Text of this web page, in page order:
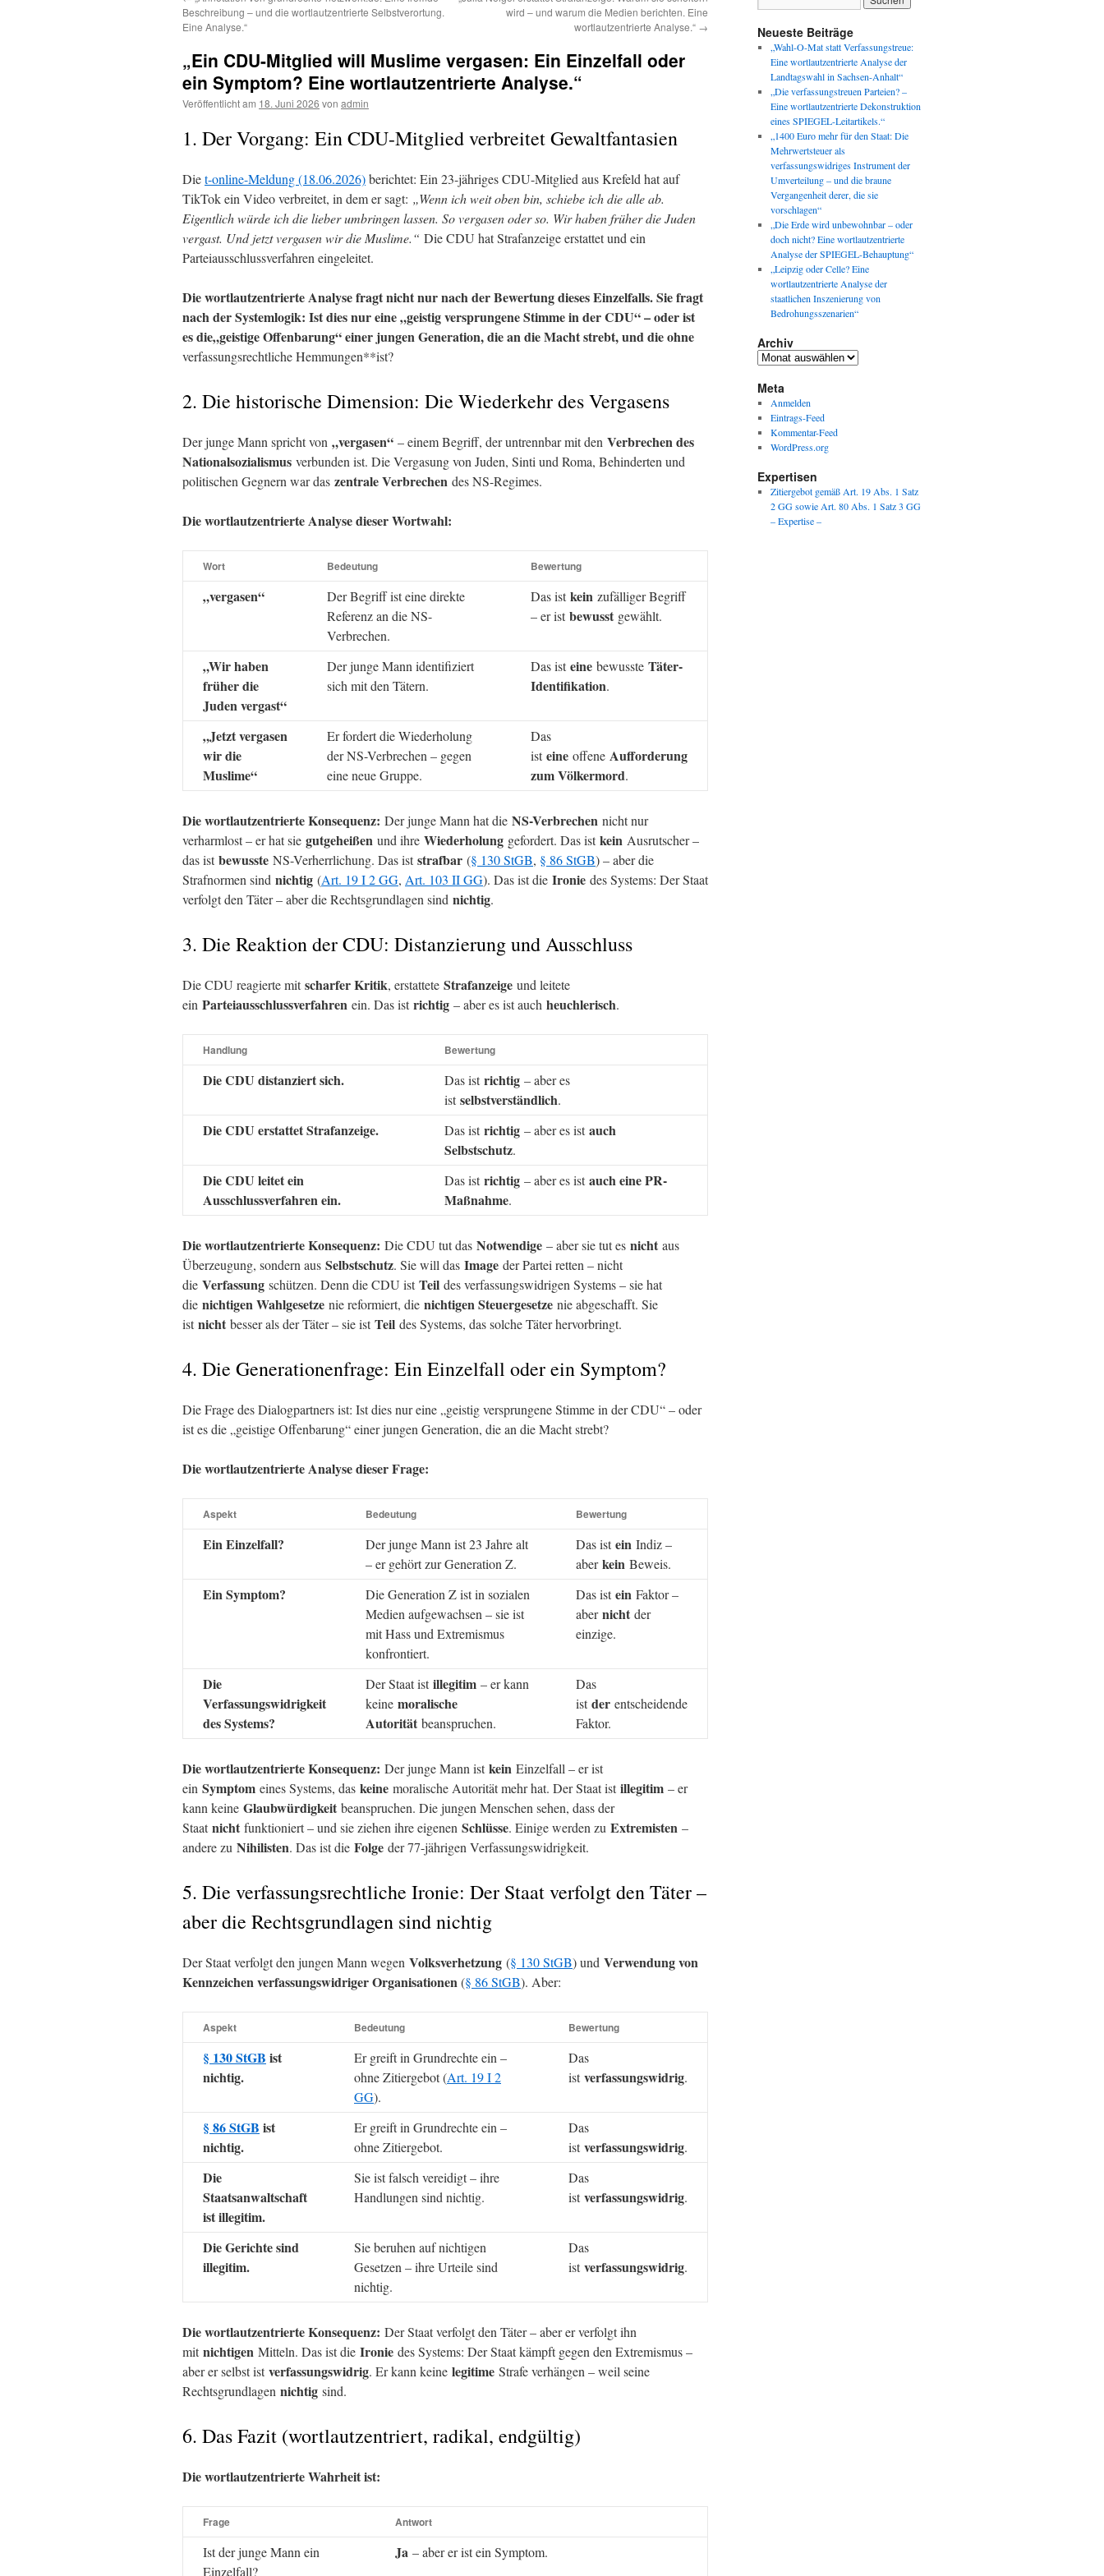
Beschreibung – und die wortlautzentrierte Selbstverortung.
Eine Analyse.“
wird – und warum die Medien berichten. Eine
wortlautzentrierte Analyse.“ →
„Ein CDU-Mitglied will Muslime vergasen: Ein Einzelfall oder
ein Symptom? Eine wortlautzentrierte Analyse.“
Veröffentlicht am 18. Juni 2026 von admin
1. Der Vorgang: Ein CDU-Mitglied verbreitet Gewaltfantasien
Diet-online-Meldung (18.06.2026)berichtet: Ein 23-jähriges CDU-Mitglied aus Krefeld hat auf
TikTok ein Video verbreitet, in dem er sagt: „Wenn ich weit oben bin, schiebe ich die alle ab.
Eigentlich würde ich die lieber umbringen lassen. So vergasen oder so. Wir haben früher die Juden
vergast. Und jetzt vergasen wir die Muslime.“ Die CDU hat Strafanzeige erstattet und ein
Parteiausschlussverfahren eingeleitet.
Die wortlautzentrierte Analyse fragt nicht nur nach der Bewertung dieses Einzelfalls. Sie fragt
nach der Systemlogik: Ist dies nur eine „geistig versprungene Stimme in der CDU“ – oder ist
es die„geistige Offenbarung“ einer jungen Generation, die an die Macht strebt, und die ohne
verfassungsrechtliche Hemmungen**ist?
2. Die historische Dimension: Die Wiederkehr des Vergasens
Der junge Mann spricht von „vergasen“ – einem Begriff, der untrennbar mit den Verbrechen des
Nationalsozialismus verbunden ist. Die Vergasung von Juden, Sinti und Roma, Behinderten und
politischen Gegnern war das zentrale Verbrechen des NS-Regimes.
Die wortlautzentrierte Analyse dieser Wortwahl:
Wort Bedeutung Bewertung
„vergasen“
Der Begriff ist eine direkte
Referenz an die NS-
Verbrechen.
Das istkein zufälliger Begriff
– er istbewusst gewählt.
„Wir haben
früher die
Juden vergast“
Der junge Mann identifiziert
sich mit den Tätern.
Das isteine bewusste Täter-
Identifikation.
„Jetzt vergasen
wir die
Muslime“
Er fordert die Wiederholung
der NS-Verbrechen – gegen
eine neue Gruppe.
Das
isteine offene Aufforderung
zum Völkermord.
Die wortlautzentrierte Konsequenz: Der junge Mann hat die NS-Verbrechen nicht nur
verharmlost – er hat sie gutgeheißen und ihre Wiederholung gefordert. Das istkein Ausrutscher –
das istbewusste NS-Verherrlichung. Das iststrafbar (§ 130 StGB, § 86 StGB) – aber die
Strafnormen sind nichtig (Art. 19 I 2 GG, Art. 103 II GG). Das ist die Ironie des Systems: Der Staat
verfolgt den Täter – aber die Rechtsgrundlagen sind nichtig.
3. Die Reaktion der CDU: Distanzierung und Ausschluss
Die CDU reagierte mitscharfer Kritik, erstattete Strafanzeige und leitete
ein Parteiausschlussverfahren ein. Das istrichtig – aber es ist auch heuchlerisch.
Handlung Bewertung
Die CDU distanziert sich. Das istrichtig – aber es
istselbstverständlich.
Die CDU erstattet Strafanzeige. Das istrichtig – aber es istauch
Selbstschutz.
Die CDU leitet ein
Ausschlussverfahren ein.
Das istrichtig – aber es istauch eine PR-
Maßnahme.
Die wortlautzentrierte Konsequenz: Die CDU tut das Notwendige – aber sie tut es nicht aus
Überzeugung, sondern aus Selbstschutz. Sie will das Image der Partei retten – nicht
die Verfassung schützen. Denn die CDU istTeil des verfassungswidrigen Systems – sie hat
die nichtigen Wahlgesetze nie reformiert, die nichtigen Steuergesetze nie abgeschafft. Sie
istnicht besser als der Täter – sie istTeil des Systems, das solche Täter hervorbringt.
4. Die Generationenfrage: Ein Einzelfall oder ein Symptom?
Die Frage des Dialogpartners ist: Ist dies nur eine „geistig versprungene Stimme in der CDU“ – oder
ist es die „geistige Offenbarung“ einer jungen Generation, die an die Macht strebt?
Die wortlautzentrierte Analyse dieser Frage:
Aspekt Bedeutung Bewertung
Ein Einzelfall?
Der junge Mann ist 23 Jahre alt
– er gehört zur Generation Z.
Das istein Indiz –
aberkein Beweis.
Ein Symptom?
Die Generation Z ist in sozialen
Medien aufgewachsen – sie ist
mit Hass und Extremismus
konfrontiert.
Das istein Faktor –
abernicht der
einzige.
Die
Verfassungswidrigkeit
des Systems?
Der Staat istillegitim – er kann
keine moralische
Autorität beanspruchen.
Das
istder entscheidende
Faktor.
Die wortlautzentrierte Konsequenz: Der junge Mann istkein Einzelfall – er ist
ein Symptom eines Systems, das keine moralische Autorität mehr hat. Der Staat istillegitim – er
kann keine Glaubwürdigkeit beanspruchen. Die jungen Menschen sehen, dass der
Staatnicht funktioniert – und sie ziehen ihre eigenen Schlüsse. Einige werden zu Extremisten –
andere zu Nihilisten. Das ist die Folge der 77-jährigen Verfassungswidrigkeit.
5. Die verfassungsrechtliche Ironie: Der Staat verfolgt den Täter –
aber die Rechtsgrundlagen sind nichtig
Der Staat verfolgt den jungen Mann wegen Volksverhetzung (§ 130 StGB) und Verwendung von
Kennzeichen verfassungswidriger Organisationen(§ 86 StGB). Aber:
Aspekt Bedeutung Bewertung
§ 130 StGB ist
nichtig.
Er greift in Grundrechte ein –
ohne Zitiergebot (Art. 19 I 2
GG).
Das
istverfassungswidrig.
§ 86 StGB ist
nichtig.
Er greift in Grundrechte ein –
ohne Zitiergebot.
Das
istverfassungswidrig.
Die
Staatsanwaltschaft
ist illegitim.
Sie ist falsch vereidigt – ihre
Handlungen sind nichtig.
Das
istverfassungswidrig.
Die Gerichte sind
illegitim.
Sie beruhen auf nichtigen
Gesetzen – ihre Urteile sind
nichtig.
Das
istverfassungswidrig.
Die wortlautzentrierte Konsequenz: Der Staat verfolgt den Täter – aber er verfolgt ihn
mitnichtigen Mitteln. Das ist die Ironie des Systems: Der Staat kämpft gegen den Extremismus –
aber er selbst istverfassungswidrig. Er kann keine legitime Strafe verhängen – weil seine
Rechtsgrundlagen nichtig sind.
6. Das Fazit (wortlautzentriert, radikal, endgültig)
Die wortlautzentrierte Wahrheit ist:
Frage Antwort
Ist der junge Mann ein
Einzelfall?
Ja – aber er ist ein Symptom.
Neueste Beiträge
„Wahl-O-Mat statt Verfassungstreue:
Eine wortlautzentrierte Analyse der
Landtagswahl in Sachsen-Anhalt“
„Die verfassungstreuen Parteien? –
Eine wortlautzentrierte Dekonstruktion
eines SPIEGEL-Leitartikels.“
„1400 Euro mehr für den Staat: Die
Mehrwertsteuer als
verfassungswidriges Instrument der
Umverteilung – und die braune
Vergangenheit derer, die sie
vorschlagen“
„Die Erde wird unbewohnbar – oder
doch nicht? Eine wortlautzentrierte
Analyse der SPIEGEL-Behauptung“
„Leipzig oder Celle? Eine
wortlautzentrierte Analyse der
staatlichen Inszenierung von
Bedrohungsszenarien“
Archiv
Archiv
Meta
Anmelden
Eintrags-Feed
Kommentar-Feed
WordPress.org
Expertisen
Zitiergebot gemäß Art. 19 Abs. 1 Satz
2 GG sowie Art. 80 Abs. 1 Satz 3 GG
– Expertise –